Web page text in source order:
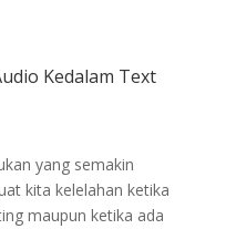
Kedalam Text
yang semakin
kita kelelahan ketika
maupun ketika ada